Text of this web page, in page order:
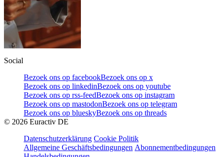
Social
Bezoek ons op facebookBezoek ons op x
Bezoek ons op linkedinBezoek ons op youtube
Bezoek ons op rss-feedBezoek ons op instagram
Bezoek ons op mastodonBezoek ons op telegram
Bezoek ons op blueskyBezoek ons op threads
© 2026 Euractiv DE
Datenschutzerklärung Cookie Politik
Allgemeine Geschäftsbedingungen Abonnementbedingungen